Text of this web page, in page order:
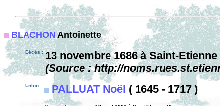
BLACHONAntoinette
Décès : 13 novembre 1686 à Saint-Etienne
(Source : http://
Union : PALLUAT Noël ( 1645 - 1717 )